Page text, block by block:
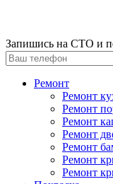
Запишись на СТО и
Ремонт
Ремонт
Ремонт
Ремонт
Ремонт
Ремонт
Ремонт
Ремонт